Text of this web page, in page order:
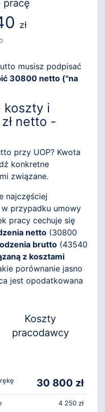
pracę
zł
musisz podpisać
30800 netto ("na
koszty i
netto -
przy UOP? Kwota
konkretne
związane.
najczęściej
przypadku umowy
pracy cechuje się
netto (30800
brutto (43540
z kosztami
porównanie jasno
jest opodatkowana
Koszty
pracodawcy
30 800 zł
4 250 zł